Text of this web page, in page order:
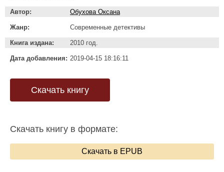
Автор: Обухова Оксана
Жанр: Современные детективы
Книга издана: 2010 год.
Дата добавления: 2019-04-15 18:16:11
Скачать книгу
Скачать книгу в формате:
Скачать в EPUB